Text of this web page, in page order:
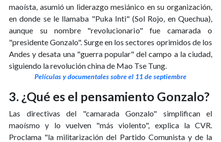
maoísta, asumió un liderazgo mesiánico en su organización,
en donde se le llamaba "Puka Inti" (Sol Rojo, en Quechua),
aunque su nombre "revolucionario" fue camarada o
"presidente Gonzalo". Surge en los sectores oprimidos de los
Andes y desata una "guerra popular" del campo a la ciudad,
siguiendo la revolución china de Mao Tse Tung.
Películas y documentales sobre el 11 de septiembre
3. ¿Qué es el pensamiento Gonzalo?
Las directivas del "camarada Gonzalo" simplifican el
maoísmo y lo vuelven "más violento", explica la CVR.
Proclama "la militarización del Partido Comunista y de la